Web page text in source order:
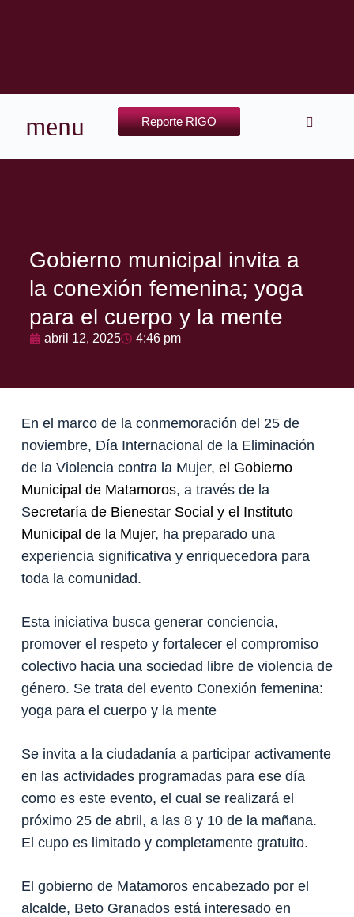
Reporte RIGO
Gobierno municipal invita a
la conexión femenina; yoga
para el cuerpo y la mente
abril 12, 2025 4:46 pm
En el marco de la conmemoración del 25 de
noviembre, Día Internacional de la Eliminación
de la Violencia contra la Mujer, el Gobierno
Municipal de Matamoros, a través de la
Secretaría de Bienestar Social y el Instituto
Municipal de la Mujer, ha preparado una
experiencia significativa y enriquecedora para
toda la comunidad.
Esta iniciativa busca generar conciencia,
promover el respeto y fortalecer el compromiso
colectivo hacia una sociedad libre de violencia de
género. Se trata del evento Conexión femenina:
yoga para el cuerpo y la mente
Se invita a la ciudadanía a participar activamente
en las actividades programadas para ese día
como es este evento, el cual se realizará el
próximo 25 de abril, a las 8 y 10 de la mañana.
El cupo es limitado y completamente gratuito.
El gobierno de Matamoros encabezado por el
alcalde, Beto Granados está interesado en